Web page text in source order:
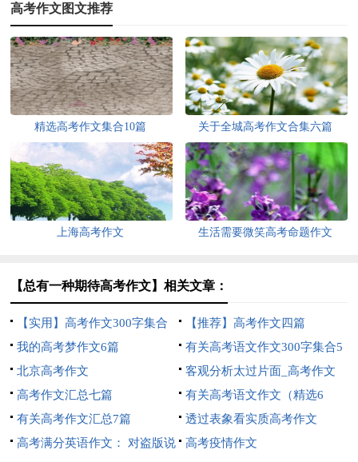
高考作文图文推荐
精选高考作文集合10篇 关于全城高考作文合集六篇
上海高考作文 生活需要微笑高考命题作文
【总有一种期待高考作文】相关文章：
【实用】高考作文300字集合
八篇
【推荐】高考作文四篇
我的高考梦作文6篇
有关高考语文作文300字集合5
篇
北京高考作文
客观分析太过片面_高考作文
高考作文汇总七篇
有关高考语文作文（精选6
篇）
有关高考作文汇总7篇
透过表象看实质高考作文
高考满分英语作文： 对盗版说
高考疫情作文